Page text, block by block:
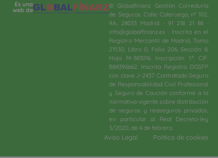
Es una
web de
© Globalfinanz Gestión Correduría
de Seguros. Calle Caleruega, nº 102,
9A, 28033 Madrid · 91 218 21 86 ·
info@globalfinanz.es · Inscrita en el
Registro Mercantil de Madrid, Tomo
21530, Libro 0, Folio 206, Sección 8,
Hoja M-383016. Inscripción 1.ª. CIF.
B84396662. Inscrita Registro DGSFP
con clave J-2437. Contratado Seguro
de Responsabilidad Civil Profesional
y Seguro de Caución conforme a la
normativa vigente sobre distribución
de seguros y reaseguros privados,
en particular al Real Decreto-ley
3/2020, de 4 de febrero.​
Aviso Legal Política de cookies